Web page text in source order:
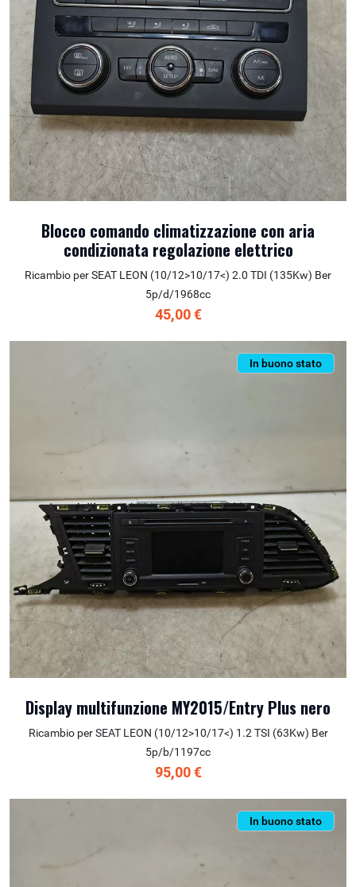
Blocco comando climatizzazione con aria
condizionata regolazione elettrico
Ricambio per SEAT LEON (10/12>10/17<) 2.0 TDI (135Kw) Ber
5p/d/1968cc
45,00 €
In buono stato
Display multifunzione MY2015/Entry Plus nero
Ricambio per SEAT LEON (10/12>10/17<) 1.2 TSI (63Kw) Ber
5p/b/1197cc
95,00 €
In buono stato